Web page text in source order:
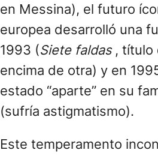
en Messina), el futuro
europea desarrolló una
1993 (Siete faldas, título
encima de otra) y en
estado “aparte” en su
(sufría astigmatismo).
Este temperamento